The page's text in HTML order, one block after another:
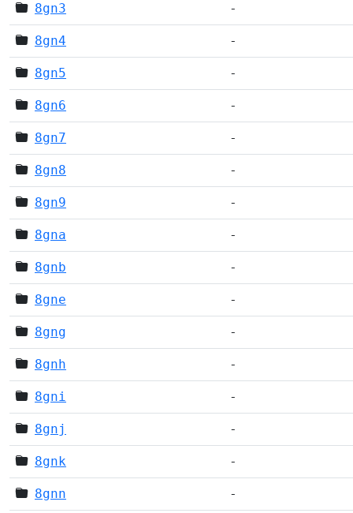
8gn3 -
8gn4 -
8gn5 -
8gn6 -
8gn7 -
8gn8 -
8gn9 -
8gna -
8gnb -
8gne -
8gng -
8gnh -
8gni -
8gnj -
8gnk -
8gnn -